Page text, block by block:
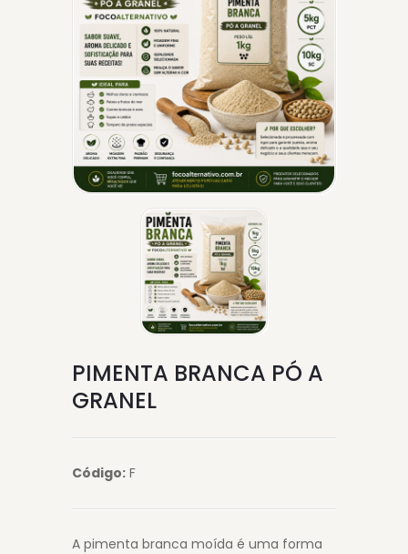
PIMENTA BRANCA PÓ A
GRANEL
Código: F
A pimenta branca moída é uma forma